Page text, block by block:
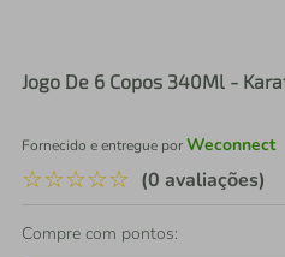
Jogo De 6 Copos 340Ml -
Fornecido e entregue porWeconnect
☆☆☆☆☆ (0 avaliações)
Compre com pontos: